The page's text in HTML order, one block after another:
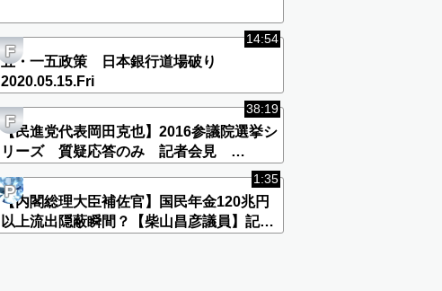
F
14:54
五・一五政策 日本銀行道場破り
2020.05.15.Fri
F
38:19
【民進党代表岡田克也】2016参議院選挙シ
リーズ 質疑応答のみ 記者会見
P
1:35
【内閣総理大臣補佐官】国民年金120兆円
以上流出隠蔽瞬間？【柴山昌彦議員】記者